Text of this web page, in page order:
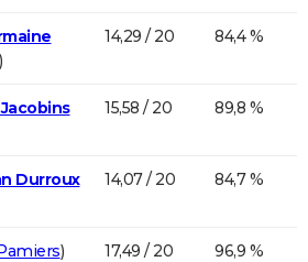
)
14,29 / 20 84,4 %
15,58 / 20 89,8 %
Durroux
14,07 / 20 84,7 %
) 17,49 / 20 96,9 %